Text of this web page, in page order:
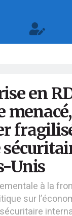
en
menacé,
Unis
à la
sur